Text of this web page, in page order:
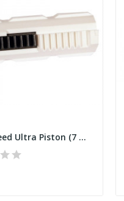
High Speed Ultra Piston (7 Metal Teeth) [MODIFY]